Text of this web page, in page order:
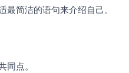
最简洁的语句来介绍自己。
点。